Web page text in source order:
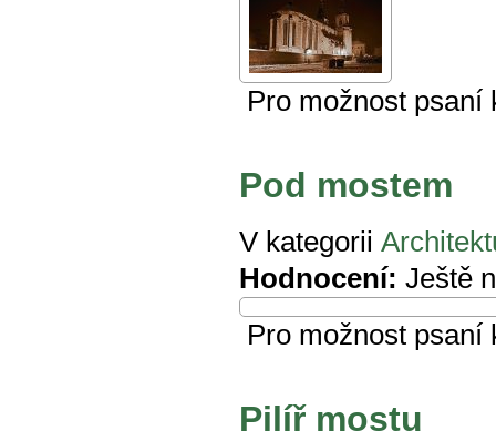
Pro možnost
Pod mostem
V kategorii
Hodnocení: Ještě
Pro možnost
Pilíř mostu